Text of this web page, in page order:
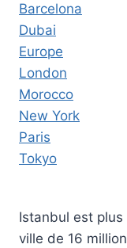
Barcelona
Dubai
Europe
London
Morocco
New York
Paris
Tokyo
Istanbul est plus
ville de 16